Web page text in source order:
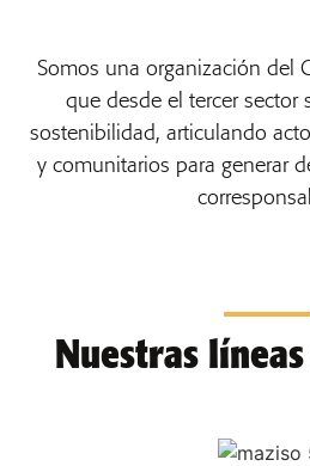
Somos una organización del
que desde el tercer sector
sostenibilidad, articulando
y comunitarios para generar
Nuestras